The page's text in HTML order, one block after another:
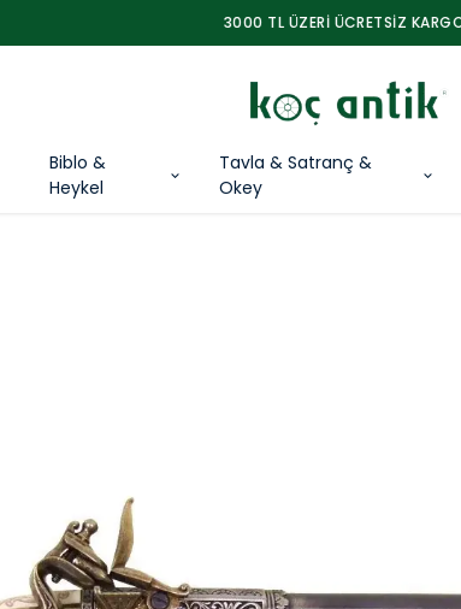
3000 TL ÜZERİ ÜCRETSİZ
Biblo &
Heykel
Tavla & Satranç &
Okey